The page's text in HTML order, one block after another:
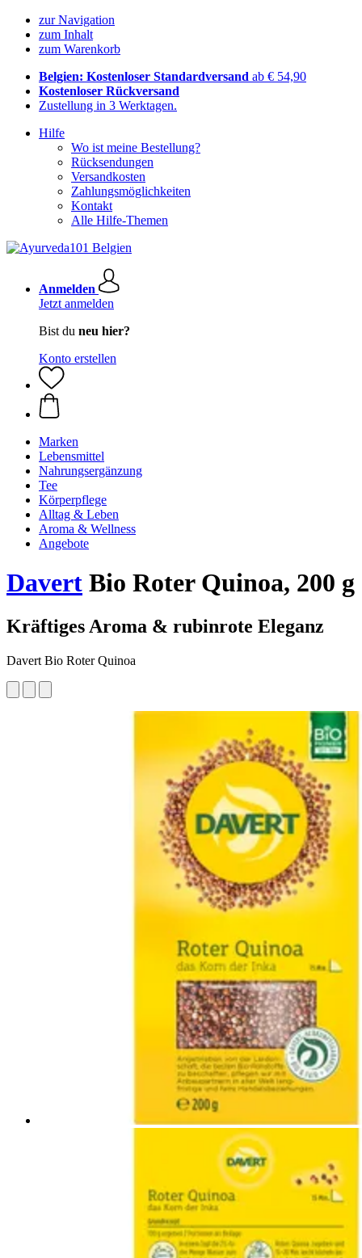
zur Navigation
zum Inhalt
zum Warenkorb
Belgien: Kostenloser Standardversand ab € 54,90
Kostenloser Rückversand
Zustellung in 3 Werktagen.
Hilfe
Wo ist meine Bestellung?
Rücksendungen
Versandkosten
Zahlungsmöglichkeiten
Kontakt
Alle Hilfe-Themen
Anmelden
Jetzt anmelden
Bist du neu hier?
Konto erstellen
Marken
Lebensmittel
Nahrungsergänzung
Tee
Körperpflege
Alltag & Leben
Aroma & Wellness
Angebote
Davert Bio Roter Quinoa, 200 g
Kräftiges Aroma & rubinrote Eleganz
Davert Bio Roter Quinoa